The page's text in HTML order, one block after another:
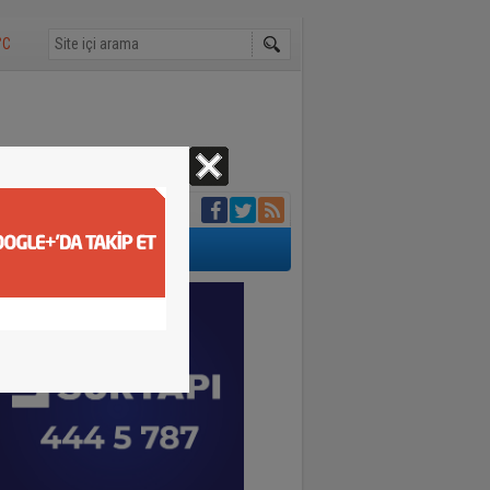
ölü bulundu